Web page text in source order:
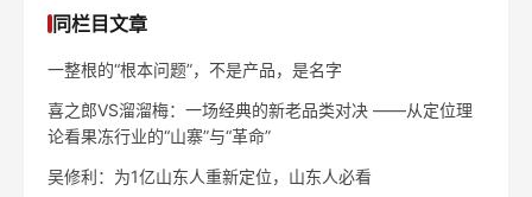
同栏目文章
一整根的“根本问题”，不是产品，是名字
喜之郎VS溜溜梅：一场经典的新老品类对决 ——从定位理
论看果冻行业的“山寨”与“革命”
吴修利：为1亿山东人重新定位，山东人必看